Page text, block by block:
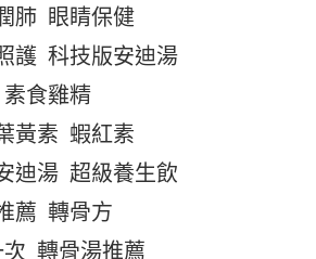
肺 眼睛保健
護 科技版安迪湯
素食雞精
黃素 蝦紅素
迪湯 超級養生飲
薦 轉骨方
轉骨湯推薦